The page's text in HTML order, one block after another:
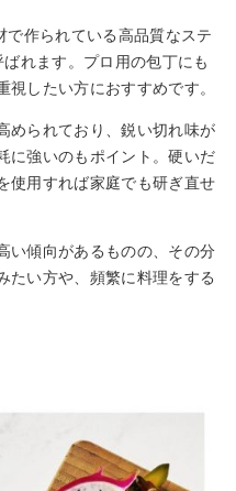
作られている高品質なステ
れます。プロ用の包丁にも
したい方におすすめです。
められており、鋭い切れ味が
に強いのもポイント。硬いだ
使用すれば家庭でも研ぎ直せ
い傾向があるものの、その分
たい方や、頻繁に料理をする